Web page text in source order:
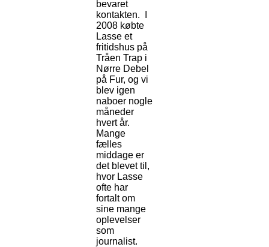
bevaret
kontakten. I
2008 købte
Lasse et
fritidshus på
Tråen Trap i
Nørre Debel
på Fur, og vi
blev igen
naboer nogle
måneder
hvert år.
Mange
fælles
middage er
det blevet til,
hvor Lasse
ofte har
fortalt om
sine mange
oplevelser
som
journalist.